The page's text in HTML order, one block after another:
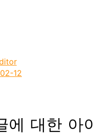
12
대한 아